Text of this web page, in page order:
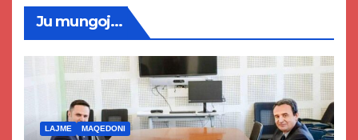
Ju mungoj...
LAJME MAQEDONI